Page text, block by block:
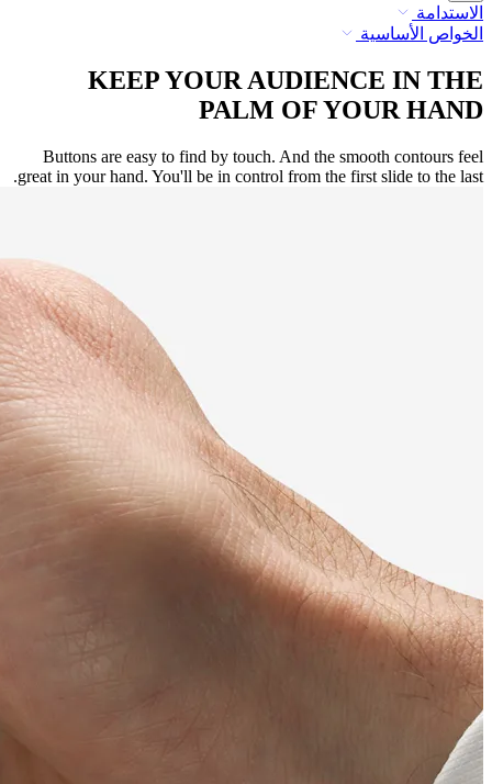
الاستدامة
الخواص الأساسية
KEEP YOUR AUDIENCE IN THE
PALM OF YOUR HAND
Buttons are easy to find by touch. And the smooth contours feel
great in your hand. You'll be in control from the first slide to the last.